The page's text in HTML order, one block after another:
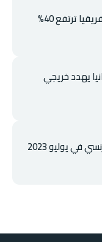
ترتفع 40%
يهدد خريجي
في يوليو 2023